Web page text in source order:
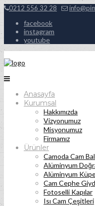
0212 556 32 28
facebook
instagram
youtube
Anasayfa
Kurumsal
Hakkımızda
Vizyonumuz
Misyonumuz
Firmamız
Ürünler
Camoda Cam
Alüminyum
Alüminyum
Cam Cephe
Fotoselli Kapılar
Isı Cam Çeşitleri